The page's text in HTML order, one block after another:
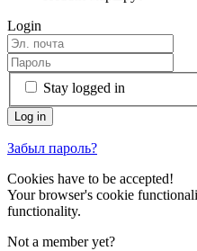
Login
Stay logged in
Забыл пароль?
Cookies have to be accepted!
Your browser's cookie
functionality.
Not a member yet?